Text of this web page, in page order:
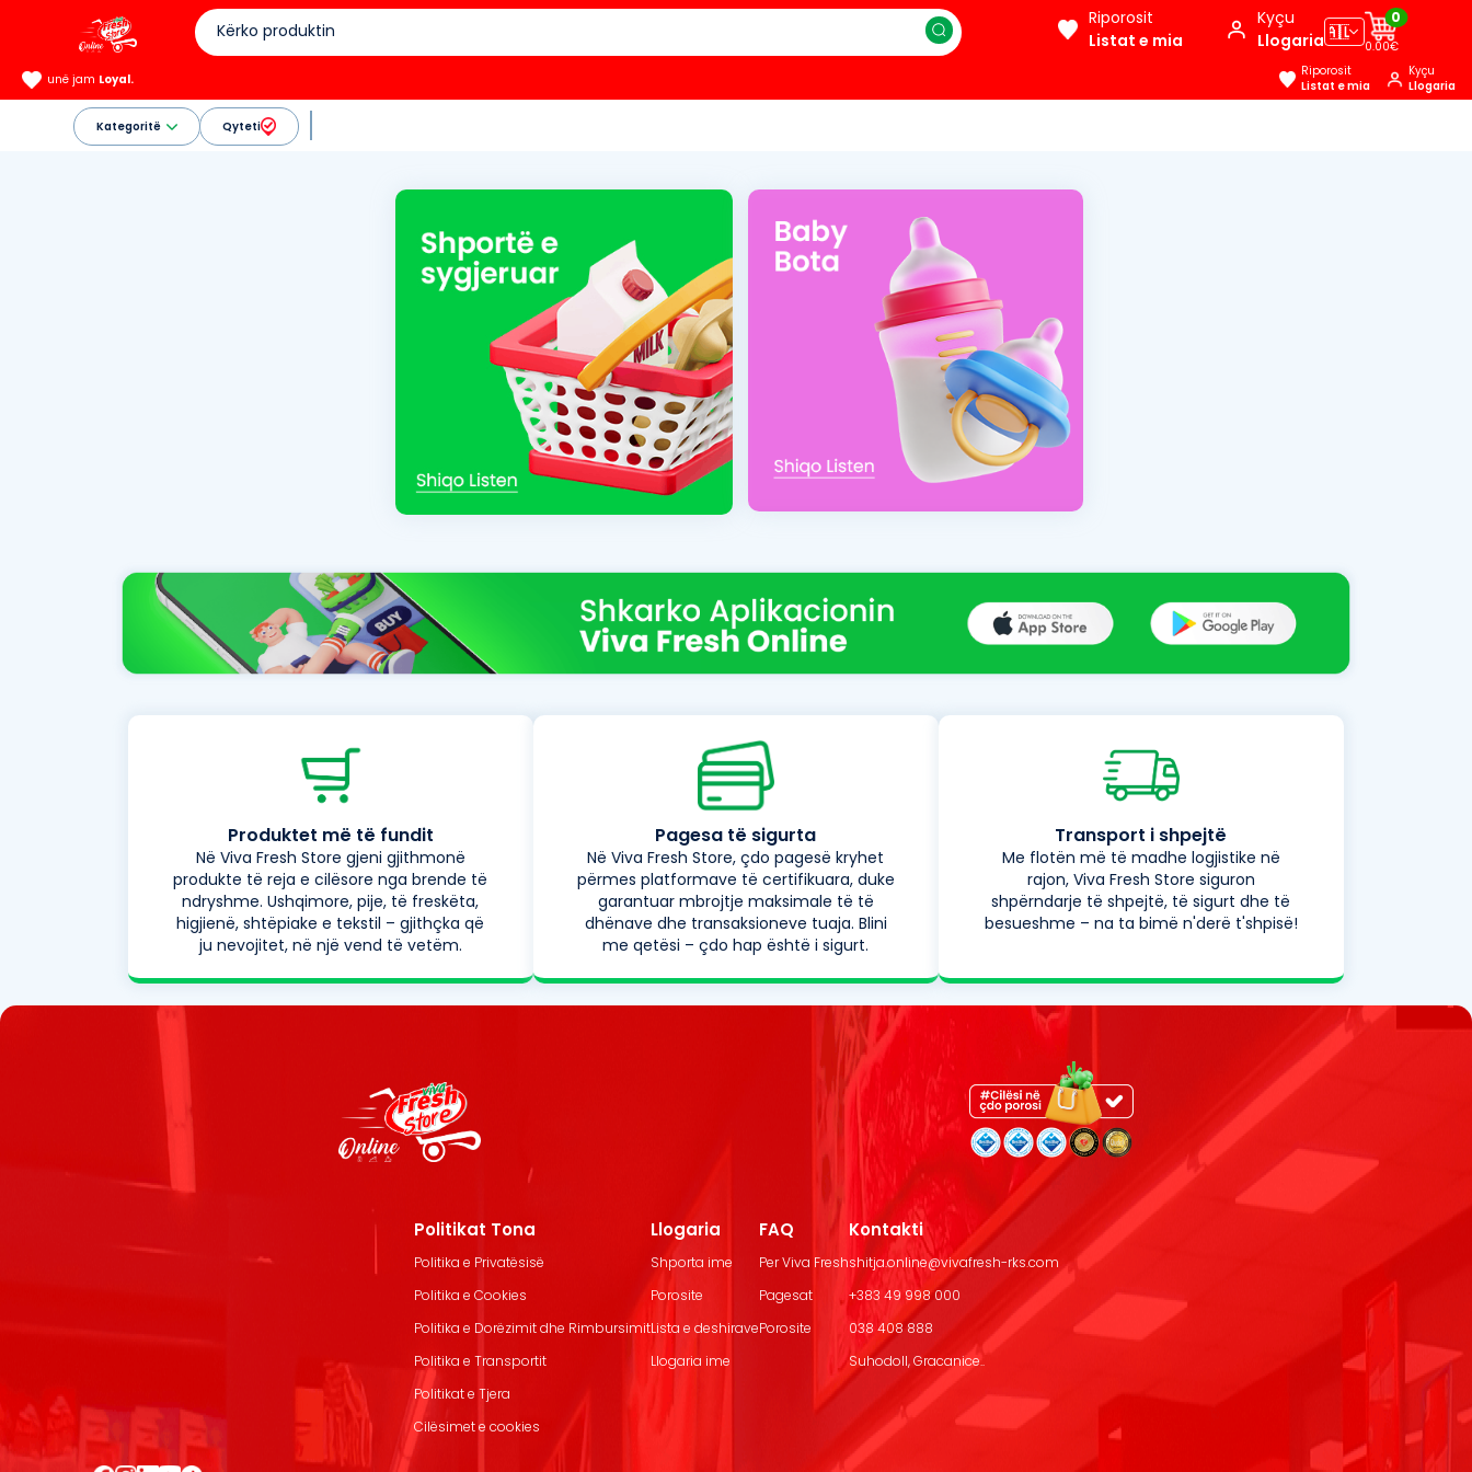
Riporosit
Listat e mia
Kyçu
Llogaria🇦🇱
0
0.00€
unë jam Loyal.
Riporosit
Listat e mia
Kyçu
Llogaria
Kategoritë Qyteti
Produktet më të fundit
Në Viva Fresh Store gjeni gjithmonë
produkte të reja e cilësore nga brende të
ndryshme. Ushqimore, pije, të freskëta,
higjienë, shtëpiake e tekstil – gjithçka që
ju nevojitet, në një vend të vetëm.
Pagesa të sigurta
Në Viva Fresh Store, çdo pagesë kryhet
përmes platformave të certifikuara, duke
garantuar mbrojtje maksimale të të
dhënave dhe transaksioneve tuaja. Blini
me qetësi – çdo hap është i sigurt.
Transport i shpejtë
Me flotën më të madhe logjistike në
rajon, Viva Fresh Store siguron
shpërndarje të shpejtë, të sigurt dhe të
besueshme – na ta bimë n'derë t'shpisë!
Politikat Tona
Politika e Privatësisë
Politika e Cookies
Politika e Dorëzimit dhe Rimbursimit
Politika e Transportit
Politikat e Tjera
Cilësimet e cookies
Llogaria
Shporta ime
Porosite
Lista e deshirave
Llogaria ime
FAQ
Per Viva Fresh
Pagesat
Porosite
Kontakti
shitja.online@vivafresh-rks.com
+383 49 998 000
038 408 888
Suhodoll, Gracanice..